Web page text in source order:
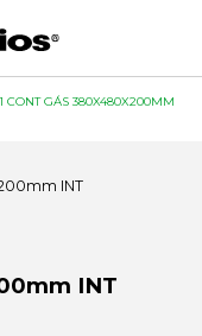
CONT GÁS 380X480X200MM
INT